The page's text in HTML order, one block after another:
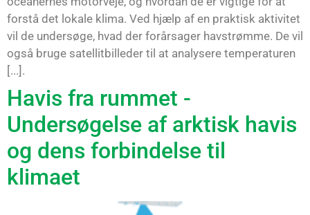
forstå det lokale klima. Ved hjælp af en praktisk aktivitet
vil de undersøge, hvad der forårsager havstrømme. De vil
også bruge satellitbilleder til at analysere temperaturen
[...].
Havis fra rummet -
Undersøgelse af arktisk havis
og dens forbindelse til
klimaet